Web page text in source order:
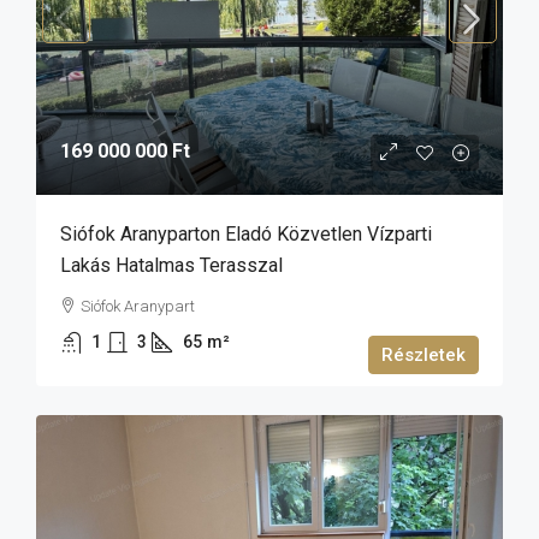
169 000 000 Ft
Siófok Aranyparton Eladó Közvetlen Vízparti
Lakás Hatalmas Terasszal
Siófok Aranypart
1 3 65 m²
Részletek